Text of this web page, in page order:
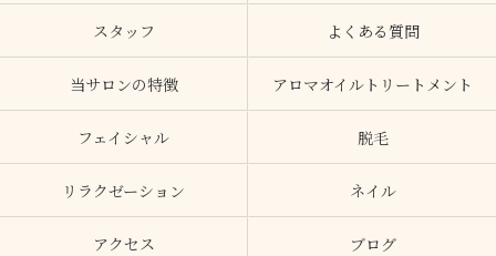
スタッフ よくある質問
当サロンの特徴 アロマオイルトリートメント
フェイシャル 脱毛
リラクゼーション ネイル
アクセス ブログ